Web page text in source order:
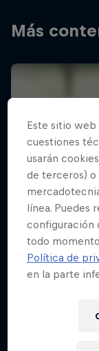
Más
Este sitio web
cuestiones
usarán
de terceros) o
línea. Puedes
configuración
todo
Política de
en la parte